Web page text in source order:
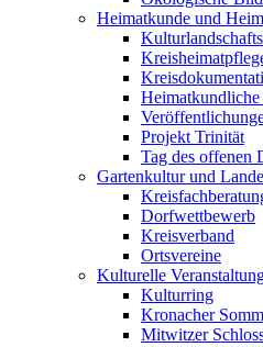
Heimatkunde und
Heimatkundliche
Projekt Trinität
Tag des offenen
Gartenkultur und
Dorfwettbewerb
Kreisverband
Ortsvereine
Kulturelle
Kulturring
Kronacher
Mitwitzer